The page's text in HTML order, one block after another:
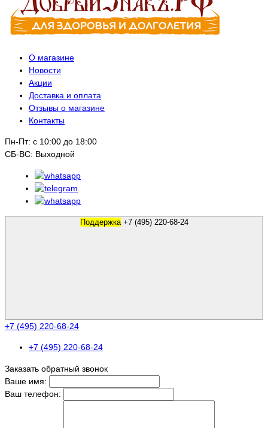
О магазине
Новости
Акции
Доставка и оплата
Отзывы о магазине
Контакты
Пн-Пт: с 10:00 до 18:00
СБ-ВС: Выходной
Поддержка +7 (495) 220-68-24
+7 (495) 220-68-24
+7 (495) 220-68-24
Заказать обратный звонок
Ваше имя:
Ваш телефон: